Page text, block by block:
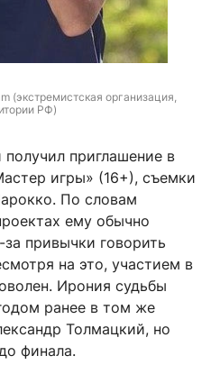
(экстремистская организация,
РФ)
получил приглашение в
игры» (16+), съемки
По словам
ему обычно
привычки говорить
на это, участием в
Ирония судьбы
ранее в том же
Толмацкий, но
финала.